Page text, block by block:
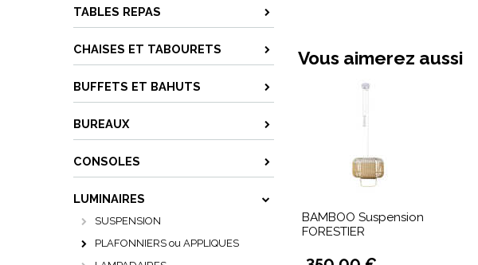
TABLES REPAS
CHAISES ET TABOURETS
BUFFETS ET BAHUTS
BUREAUX
CONSOLES
LUMINAIRES
SUSPENSION
PLAFONNIERS ou APPLIQUES
Vous aimerez aussi
BAMBOO Suspension
FORESTIER